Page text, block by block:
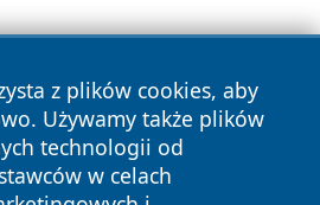
z plików cookies, aby
Używamy także plików
technologii od
w celach
Wszystkie prawa